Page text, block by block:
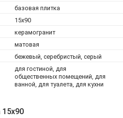
базовая плитка
15x90
керамогранит
матовая
бежевый, серебристый, серый
для гостиной, для
общественных помещений, для
ванной, для туалета, для кухни
15x90